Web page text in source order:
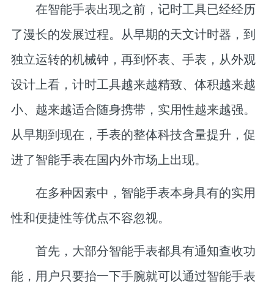
在智能手表出现之前，记时工具已经经历
了漫长的发展过程。从早期的天文计时器，到
独立运转的机械钟，再到怀表、手表，从外观
设计上看，计时工具越来越精致、体积越来越
小、越来越适合随身携带，实用性越来越强。
从早期到现在，手表的整体科技含量提升，促
进了智能手表在国内外市场上出现。
在多种因素中，智能手表本身具有的实用
性和便捷性等优点不容忽视。
首先，大部分智能手表都具有通知查收功
能，用户只要抬一下手腕就可以通过智能手表